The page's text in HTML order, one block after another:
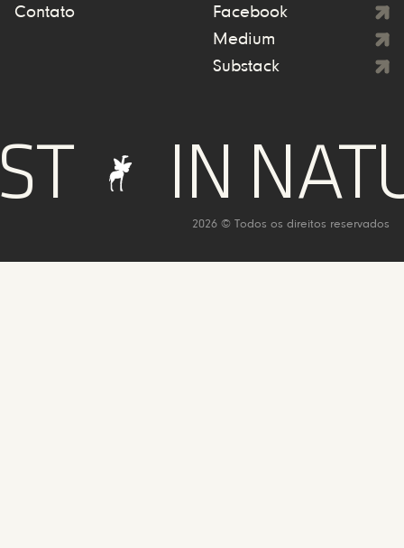
Contato
Facebook
Medium
Substack
IN
2026 © Todos os direitos reservados